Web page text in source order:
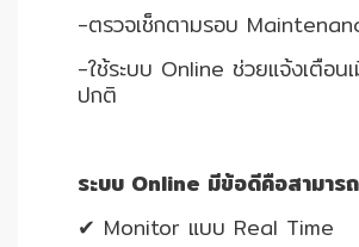
-ตรวจเช็กตามรอบ
-ใช้ระบบ Online ช่วยแจ้งเตือน
ปกติ
ระบบ Online มีข้อดีคือสามารถ
✔ Monitor แบบ Real Time